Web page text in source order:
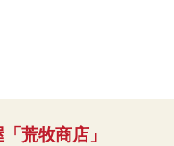
荒牧商店」